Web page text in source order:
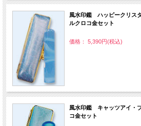
風水印鑑 ハッピークリス
ルクロコ金セット
価格： 5,390円(税込)
風水印鑑 キャッツアイ・
コ金セット